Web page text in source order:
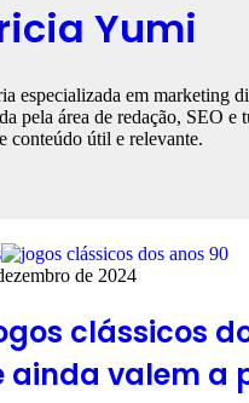
Yumi
especializada em marketing
pela área de redação, SEO e
conteúdo útil e relevante.
de 2024
clássicos
ainda valem a